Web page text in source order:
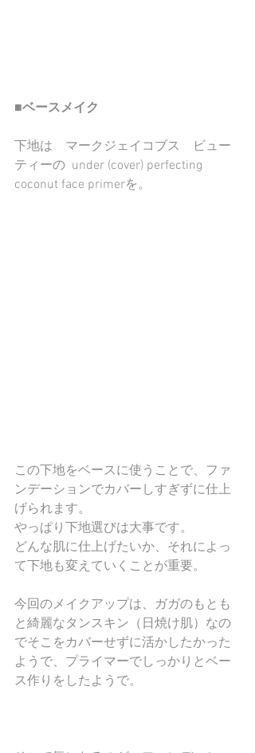
■ベースメイク
下地は　マークジェイコブス　ビュー
ティーの  under (cover) perfecting
coconut face primerを。
この下地をベースに使うことで、ファ
ンデーションでカバーしすぎずに仕上
げられます。
やっぱり下地選びは大事です。
どんな肌に仕上げたいか、それによっ
て下地も変えていくことが重要。
今回のメイクアップは、ガガのもとも
と綺麗なタンスキン（日焼け肌）なの
でそこをカバーせずに活かしたかった
ようで、プライマーでしっかりとベー
ス作りをしたようで。